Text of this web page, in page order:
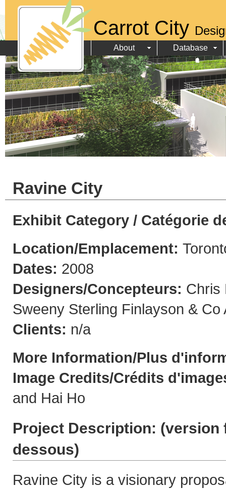
Carrot City
About Database
Ravine City
Exhibit Category / Catégorie
Location/Emplacement:
Dates: 2008
Designers/Concepteurs: Chris
Sweeny Sterling Finlayson & Co
Clients: n/a
More Information/Plus
Image Credits/Crédits
and Hai Ho
Project Description: (version
dessous)
Ravine City is a visionary